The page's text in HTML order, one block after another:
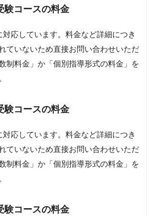
験コースの料金
対応しています。料金など詳細につき
ていないため直接お問い合わせいただ
制料金」か「個別指導形式の料金」を
験コースの料金
応しています。料金など詳細につき
ていないため直接お問い合わせいただ
制料金」か「個別指導形式の料金」を
験コースの料金